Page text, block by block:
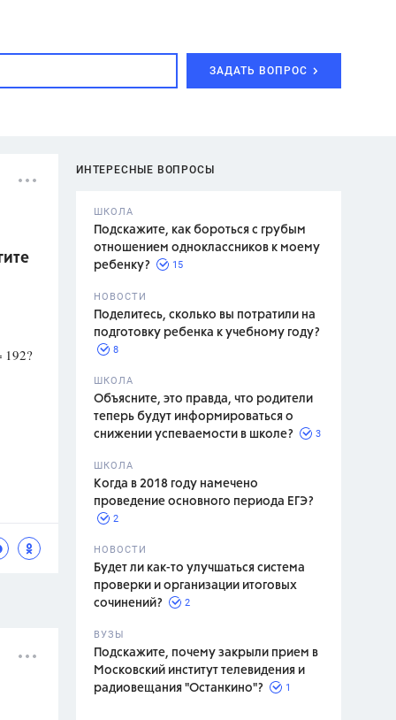
ЗАДАТЬ ВОПРОС
ИНТЕРЕСНЫЕ ВОПРОСЫ
ШКОЛА
Подскажите, как бороться с грубым
отношением одноклассников к моему
ребенку?
15
НОВОСТИ
Поделитесь, сколько вы потратили на
подготовку ребенка к учебному году?
8
ШКОЛА
Объясните, это правда, что родители
теперь будут информироваться о
снижении успеваемости в школе?
3
ШКОЛА
Когда в 2018 году намечено
проведение основного периода ЕГЭ?
2
НОВОСТИ
Будет ли как-то улучшаться система
проверки и организации итоговых
сочинений?
2
ВУЗЫ
Подскажите, почему закрыли прием в
Московский институт телевидения и
радиовещания "Останкино"?
1